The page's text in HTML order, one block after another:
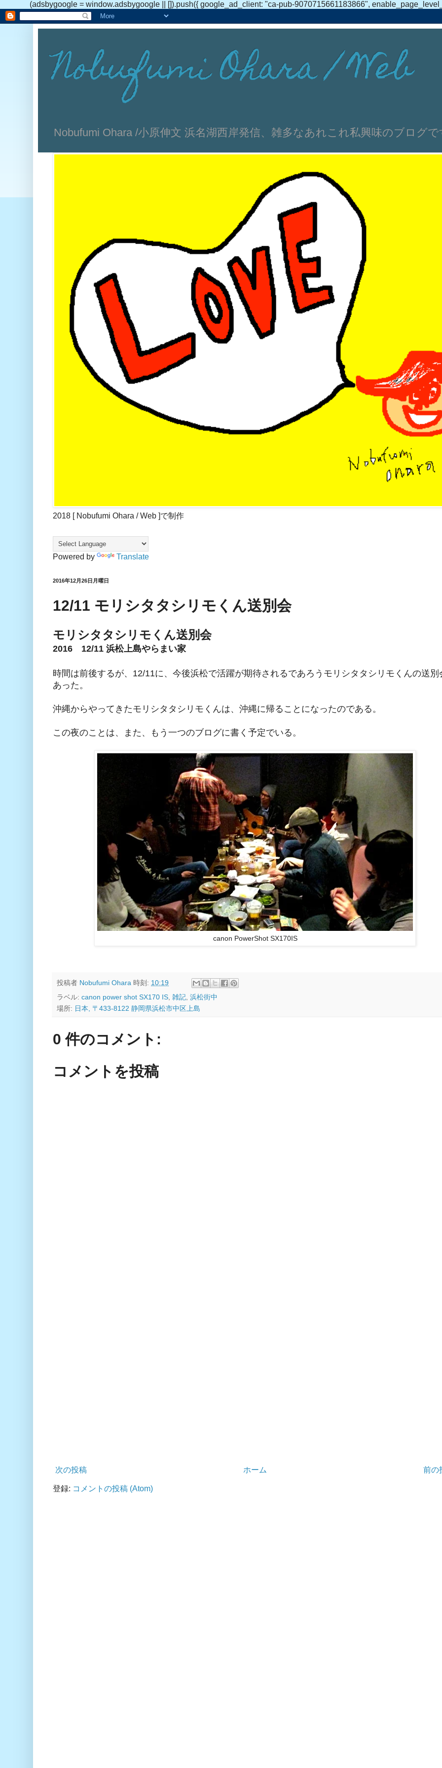
(adsbygoogle = window.adsbygoogle || []).push({ google_ad_client: "ca-pub-9070715661183866",
Nobufumi Ohara / Web
Nobufumi Ohara /小原伸文 浜名湖西岸発信、雑多なあれこれ私興味のブログで
2018 [ Nobufumi Ohara / Web ]で制作
Powered by Translate
2016年12月26日月曜日
12/11 モリシタタシリモくん送別会
モリシタタシリモくん送別会
2016 12/11 浜松上島やらまい家
時間は前後するが、12/11に、今後浜松で活躍が期待されるであろうモリシタタシリモくんの送別
あった。
沖縄からやってきたモリシタタシリモくんは、沖縄に帰ることになったのである。
この夜のことは、また、もう一つのブログに書く予定でいる。
canon PowerShot SX170IS
投稿者 Nobufumi Ohara 時刻: 10:19
ラベル: canon power shot SX170 IS, 雑記, 浜松街中
場所: 日本, 〒433-8122 静岡県浜松市中区上島
0 件のコメント:
コメントを投稿
次の投稿 前の
ホーム
登録: コメントの投稿 (Atom)